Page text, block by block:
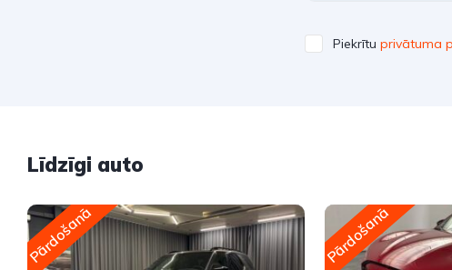
Piekrītu privātuma
Līdzīgi auto
Pārdošanā Pārdošanā